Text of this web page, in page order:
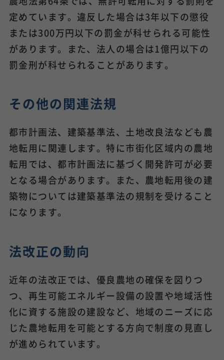
定めています。違反した場合は3年以下の懲役
または300万円以下の罰金が科せられる可能性
があります。また、法人の場合は1億円以下の
罰金刑が科せられることがあります。
その他の関連法規
都市計画法、建築基準法、土地改良法なども農
地転用に関連します。特に市街化区域内の農地
転用では、都市計画法に基づく開発許可が必要
となる場合があります。また、農地転用後の建
築物については建築基準法の規制を受けること
になります。
法改正の動向
近年の法改正では、優良農地の確保を図りつ
つ、再生可能エネルギー設備の設置や地域活性
化に資する施設の建設など、地域のニーズに応
じた農地転用を可能とする方向で制度の見直し
が進められています。